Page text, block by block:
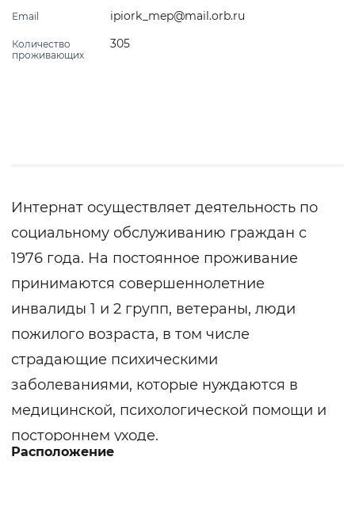
Email ipiork_mep@mail.orb.ru
Количество
проживающих
305
Интернат осуществляет деятельность по
социальному обслуживанию граждан с
1976 года. На постоянное проживание
принимаются совершеннолетние
инвалиды 1 и 2 групп, ветераны, люди
пожилого возраста, в том числе
страдающие психическими
заболеваниями, которые нуждаются в
медицинской, психологической помощи и
постороннем уходе.
Получателей социальных услуг
Расположение